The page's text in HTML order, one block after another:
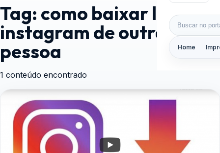
Buscar por:
Home
Tag: como baixar lives do
instagram de outra
pessoa
1 conteúdo encontrado